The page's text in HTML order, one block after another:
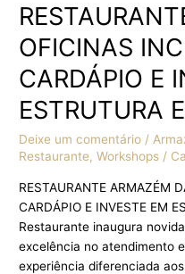
OFICINAS
CARDÁPIO E
ESTRUTURA
Deixe um comentário /
Restaurante,Workshops /
RESTAURANTE ARMAZÉM
CARDÁPIO E INVESTE EM
Restaurante inaugura
excelência no atendimento
experiência diferenciada